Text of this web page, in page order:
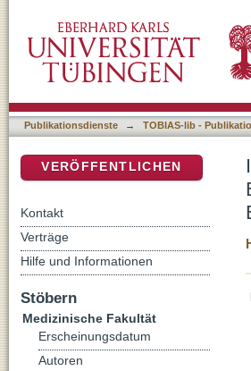
Unternehmensbefragung
Publikationsdienste → TOBIAS-lib -
VERÖFFENTLICHEN
Kontakt
Verträge
Hilfe und Informationen
Stöbern
Medizinische Fakultät
Erscheinungsdatum
Autoren